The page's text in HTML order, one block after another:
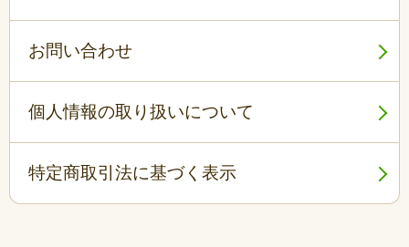
お問い合わせ
個人情報の取り扱いについて
特定商取引法に基づく表示